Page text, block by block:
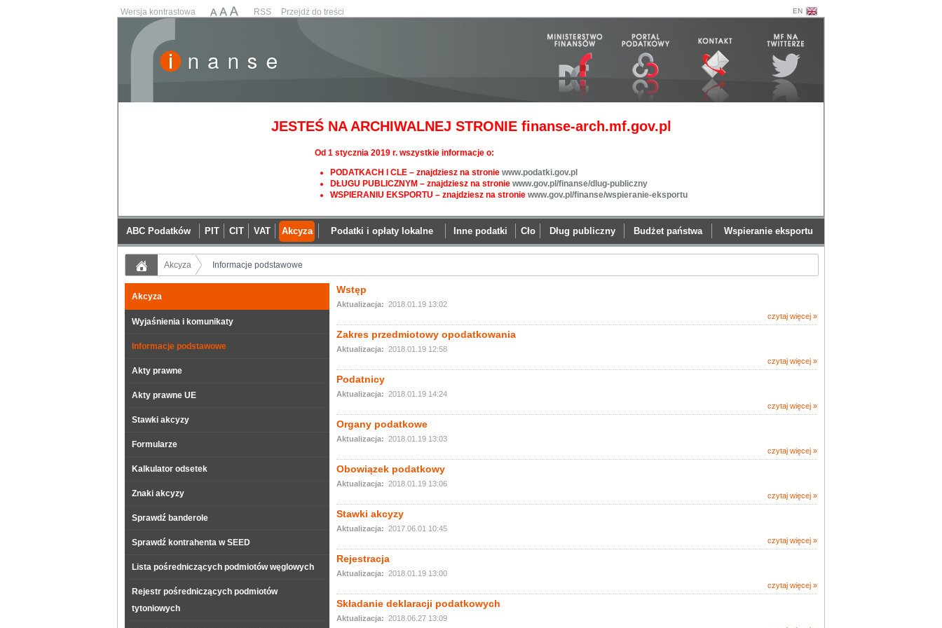
Wersja kontrastowa RSS Przejdź do treści EN
JESTEŚ NA ARCHIWALNEJ STRONIE finanse-arch.mf.gov.pl
Od 1 stycznia 2019 r. wszystkie informacje o:
PODATKACH I CLE – znajdziesz na stronie www.podatki.gov.pl
DŁUGU PUBLICZNYM – znajdziesz na stronie www.gov.pl/finanse/dlug-publiczny
WSPIERANIU EKSPORTU – znajdziesz na stronie www.gov.pl/finanse/wspieranie-eksportu
ABC Podatków PIT CIT VAT Akcyza Podatki i opłaty lokalne Inne podatki Cło Dług publiczny Budżet państwa Wspieranie eksportu
Akcyza Informacje podstawowe
Akcyza
Wyjaśnienia i komunikaty
Informacje podstawowe
Akty prawne
Akty prawne UE
Stawki akcyzy
Formularze
Kalkulator odsetek
Znaki akcyzy
Sprawdź banderole
Sprawdź kontrahenta w SEED
Lista pośredniczących podmiotów węglowych
Rejestr pośredniczących podmiotów
tytoniowych
Wstęp
Aktualizacja: 2018.01.19 13:02
czytaj więcej o
wstęp
»
Zakres przedmiotowy opodatkowania
Aktualizacja: 2018.01.19 12:58
czytaj więcej o zakres
przedmiotowy
»
Podatnicy
Aktualizacja: 2018.01.19 14:24
czytaj więcej o
podatnicy
»
Organy podatkowe
Aktualizacja: 2018.01.19 13:03
czytaj więcej o organy
podatkowe
»
Obowiązek podatkowy
Aktualizacja: 2018.01.19 13:06
czytaj więcej o
obowiązek
»
Stawki akcyzy
Aktualizacja: 2017.06.01 10:45
czytaj więcej o
stawki
»
Rejestracja
Aktualizacja: 2018.01.19 13:00
czytaj więcej o
rejestracja
»
Składanie deklaracji podatkowych
Aktualizacja: 2018.06.27 13:09